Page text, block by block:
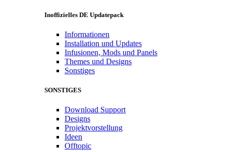
Inoffizielles DE Updatepack
Informationen
Installation und Updates
Infusionen, Mods und Panels
Themes und Designs
Sonstiges
SONSTIGES
Download Support
Designs
Projektvorstellung
Ideen
Offtopic